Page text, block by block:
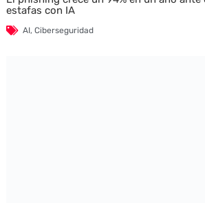
estafas con IA
AI, Ciberseguridad